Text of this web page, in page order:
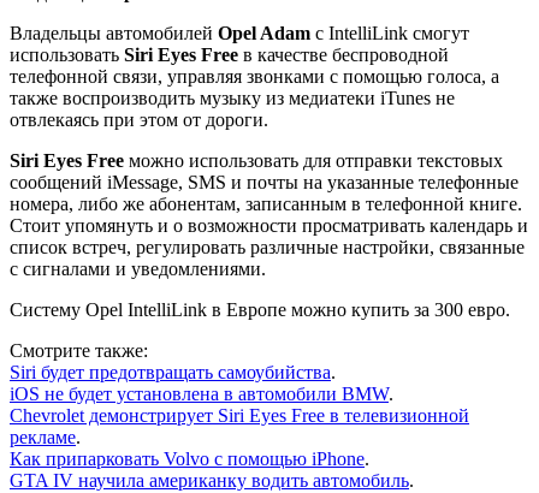
Владельцы автомобилей Opel Adam с IntelliLink смогут
использовать Siri Eyes Free в качестве беспроводной
телефонной связи, управляя звонками с помощью голоса, а
также воспроизводить музыку из медиатеки iTunes не
отвлекаясь при этом от дороги.
Siri Eyes Free можно использовать для отправки текстовых
сообщений iMessage, SMS и почты на указанные телефонные
номера, либо же абонентам, записанным в телефонной книге.
Стоит упомянуть и о возможности просматривать календарь и
список встреч, регулировать различные настройки, связанные
с сигналами и уведомлениями.
Систему Opel IntelliLink в Европе можно купить за 300 евро.
Смотрите также:
Siri будет предотвращать самоубийства.
iOS не будет установлена в автомобили BMW.
Chevrolet демонстрирует Siri Eyes Free в телевизионной
рекламе.
Как припарковать Volvo с помощью iPhone.
GTA IV научила американку водить автомобиль.